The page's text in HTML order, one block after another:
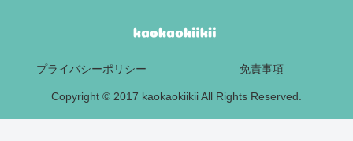
プライバシーポリシー 免責事項
Copyright © 2017 kaokaokiikii All Rights Reserved.